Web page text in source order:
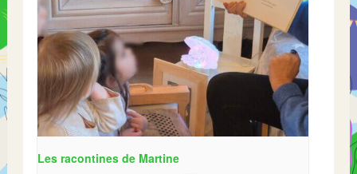
Les racontines de Martine